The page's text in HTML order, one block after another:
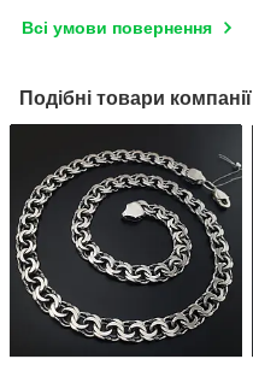
Всі умови повернення
Подібні товари компанії